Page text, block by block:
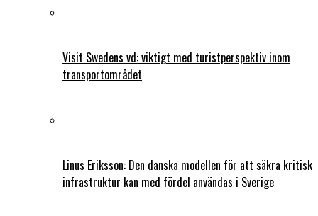
Visit Swedens vd: viktigt med turistperspektiv inom
transportområdet
Linus Eriksson: Den danska modellen för att säkra kritisk
infrastruktur kan med fördel användas i Sverige